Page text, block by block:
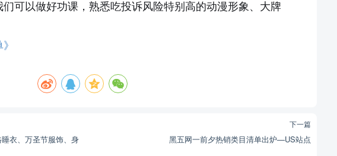
可以做好功课，熟悉吃投诉风险特别高的动漫形象、大牌
》
衣、万圣节服饰、身
下一篇
黑五网一前夕热销类目清单出炉—US站点